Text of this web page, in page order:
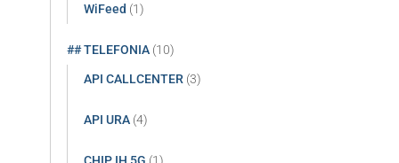
WiFeed (1)
## TELEFONIA (10)
API CALLCENTER (3)
API URA (4)